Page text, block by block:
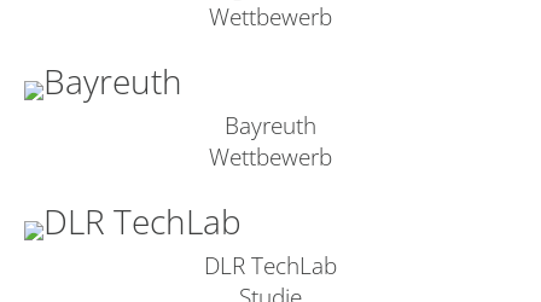
Wettbewerb
Bayreuth
Wettbewerb
DLR TechLab